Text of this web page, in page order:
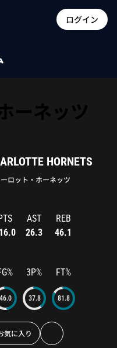
ログイン
ネッツ
HORNETS
ロット・ホーネッツ
AST
26.3
REB
46.1
46.0
3P%
37.8
FT%
81.8
気に入り